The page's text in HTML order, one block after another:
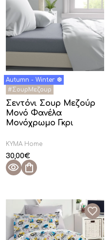
Φούξια (1)
Μοβ (2)
Μαύρο (2)
Σεντόνι Σουρ Μεζούρ
Μονό Φανέλα
Μονόχρωμο Γκρι
KYMA Home
30,00€